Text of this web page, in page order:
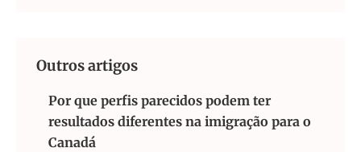
Outros artigos
Por que perfis parecidos podem ter
resultados diferentes na imigração para o
Canadá